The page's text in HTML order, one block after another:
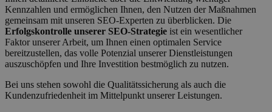
Kennzahlen und ermöglichen Ihnen, den Nutzen der Maßnahmen
gemeinsam mit unseren SEO-Experten zu überblicken. Die
Erfolgskontrolle unserer SEO-Strategie ist ein wesentlicher
Faktor unserer Arbeit, um Ihnen einen optimalen Service
bereitzustellen, das volle Potenzial unserer Dienstleistungen
auszuschöpfen und Ihre Investition bestmöglich zu nutzen.
Bei uns stehen sowohl die Qualitätssicherung als auch die
Kundenzufriedenheit im Mittelpunkt unserer Leistungen.